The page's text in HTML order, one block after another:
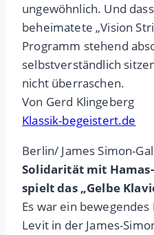
ungewöhnlich. Und
beheimatete „Vision
Programm stehend
selbstverständlich
nicht überraschen.
Von Gerd Klingeberg
Klassik-begeistert.de
Berlin/ James Simon-
Solidarität mit
spielt das „Gelbe
Es war ein
Levit in der James-